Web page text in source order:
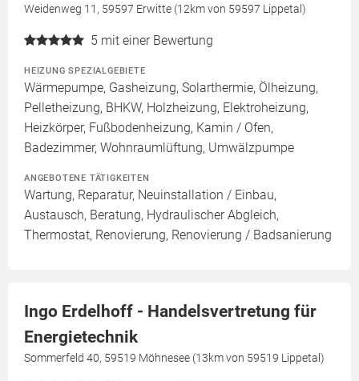
Weidenweg 11, 59597 Erwitte (12km von 59597 Lippetal)
5 mit einer Bewertung
HEIZUNG SPEZIALGEBIETE
Wärmepumpe, Gasheizung, Solarthermie, Ölheizung,
Pelletheizung, BHKW, Holzheizung, Elektroheizung,
Heizkörper, Fußbodenheizung, Kamin / Ofen,
Badezimmer, Wohnraumlüftung, Umwälzpumpe
ANGEBOTENE TÄTIGKEITEN
Wartung, Reparatur, Neuinstallation / Einbau,
Austausch, Beratung, Hydraulischer Abgleich,
Thermostat, Renovierung, Renovierung / Badsanierung
Ingo Erdelhoff - Handelsvertretung für
Energietechnik
Sommerfeld 40, 59519 Möhnesee (13km von 59519 Lippetal)